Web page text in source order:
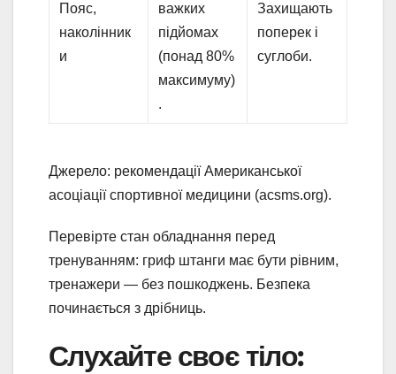
Пояс,
наколінник
и
важких
підйомах
(понад 80%
максимуму)
.
Захищають
поперек і
суглоби.
Джерело: рекомендації Американської
асоціації спортивної медицини (acsms.org).
Перевірте стан обладнання перед
тренуванням: гриф штанги має бути рівним,
тренажери — без пошкоджень. Безпека
починається з дрібниць.
Слухайте своє тіло: